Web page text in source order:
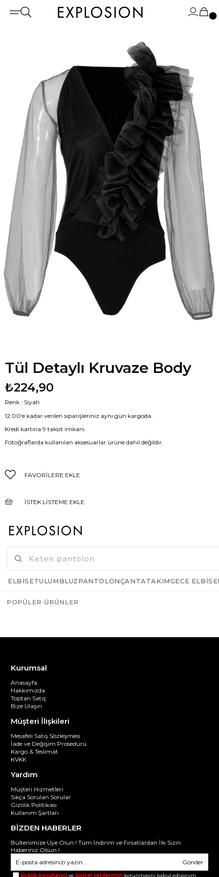
Tül Detaylı Kruvaze Body
₺224,90
Renk : Siyah
12:00‘e kadar verilen siparişleriniz aynı gün kargoda.
Kredi kartına 9 taksit imkanı.
Fotoğraflarda kullanılan aksesuarlar ürüne dahil değildir.
FAVORILERE EKLE
İSTEK LISTEME EKLE
Kurumsal
Anasayfa
Hakkımızda
Toptan Satış
Bize Ulaşın
Müşteri İlişkileri
Mesafeli Satış Sözleşmesi
İade ve Değişim Prosedürü
Kargo & Teslimat
KVKK
Yardım
Müşteri Hizmetleri
Sıkça Sorulan Sorular
Gizlilik Politikası
Kullanım Şartları
BİZDEN HABERLER
Bültenimize Üye Olun ! Tüm İndirim ve Fırsatlardan İlk Sizin
Haberiniz Olsun !
Gönder
Üyelik koşullarını ve kişisel verilerimin korunmasını kabul ediyorum.
ELBISETULUMBLUZPANTOLONÇANTATAKIMGECE
POPÜLER ÜRÜNLER